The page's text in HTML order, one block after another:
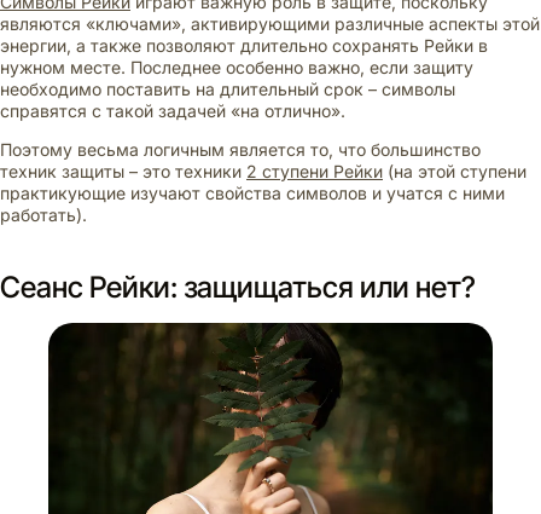
являются «ключами», активирующими различные аспекты этой
энергии, а также позволяют длительно сохранять Рейки в
нужном месте. Последнее особенно важно, если защиту
необходимо поставить на длительный срок – символы
справятся с такой задачей «на отлично».
Поэтому весьма логичным является то, что большинство
техник защиты – это техники 2 ступени Рейки (на этой ступени
практикующие изучают свойства символов и учатся с ними
работать).
Сеанс Рейки: защищаться или нет?